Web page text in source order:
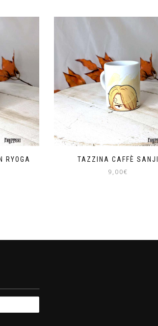
RYOGA TAZZINA CAFFÈ SANJI
9,00€